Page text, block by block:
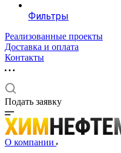
Фильтры
Реализованные проекты
Доставка и оплата
Контакты
Подать заявку
О компании